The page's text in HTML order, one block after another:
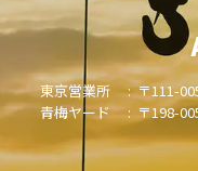
東京営業所 : 〒111-
青梅ヤード : 〒198-